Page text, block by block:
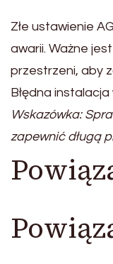
Złe ustawienie
awarii. Ważne
przestrzeni, aby
Błędna
Wskazówka:
zapewnić długą